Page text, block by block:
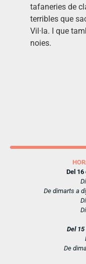
tafaneries de
terribles que
Vil·la. I que
noies.
Del
De dimarts a
Del
De